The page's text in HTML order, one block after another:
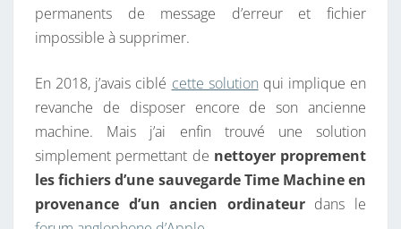
D
O
N
M
A
C
permanents de message d’erreur et fichier
impossible à supprimer.
En 2018, j’avais ciblé cette solution qui implique en
revanche de disposer encore de son ancienne
machine. Mais j’ai enfin trouvé une solution
simplement permettant de nettoyer proprement
les fichiers d’une sauvegarde Time Machine en
provenance d’un ancien ordinateurdans le